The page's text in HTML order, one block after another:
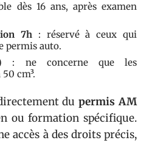
dès 16 ans, après examen
7h : réservé à ceux qui
permis auto.
: ne concerne que les
cm³.
dupermis AM
ou formation spécifique.
accès à des droits précis,